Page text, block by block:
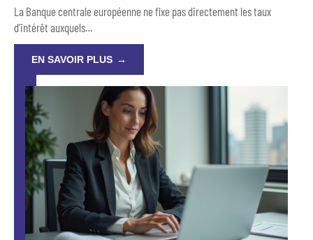
La Banque centrale européenne ne fixe pas directement les taux
d'intérêt auxquels…
EN SAVOIR PLUS